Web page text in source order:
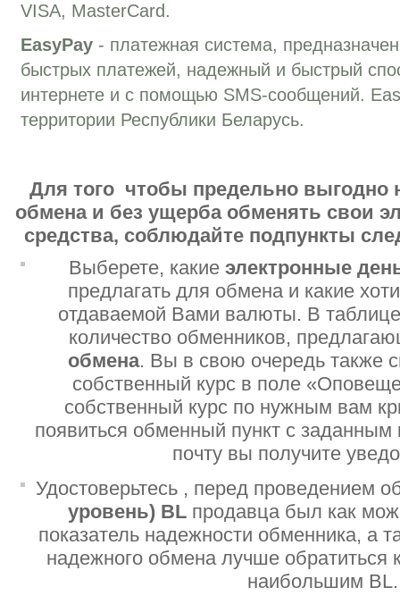
VISA, MasterCard.
EasyPay - платежная система,
быстрых платежей, надежный и быстрый
интернете и с помощью SMS-сообщений.
территории Республики Беларусь.
Для того чтобы предельно выгодно
обмена и без ущерба обменять свои
средства, соблюдайте подпункты
Выберете, какие электронные
предлагать для обмена и какие
отдаваемой Вами валюты. В таблице
количество обменников,
обмена. Вы в свою очередь также
собственный курс в поле
собственный курс по нужным вам
появиться обменный пункт с заданным
почту вы получите
Удостоверьтесь , перед проведением
уровень) BL продавца был как
показатель надежности обменника, а
надежного обмена лучше
наибольшим BL.